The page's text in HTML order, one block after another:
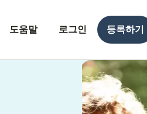
도움말 로그인 등록하기